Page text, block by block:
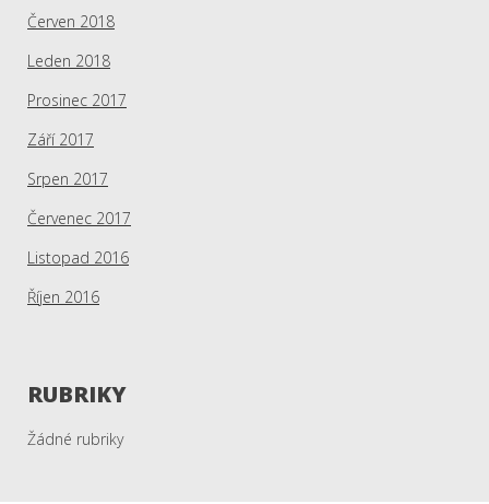
Červen 2018
Leden 2018
Prosinec 2017
Září 2017
Srpen 2017
Červenec 2017
Listopad 2016
Říjen 2016
RUBRIKY
Žádné rubriky